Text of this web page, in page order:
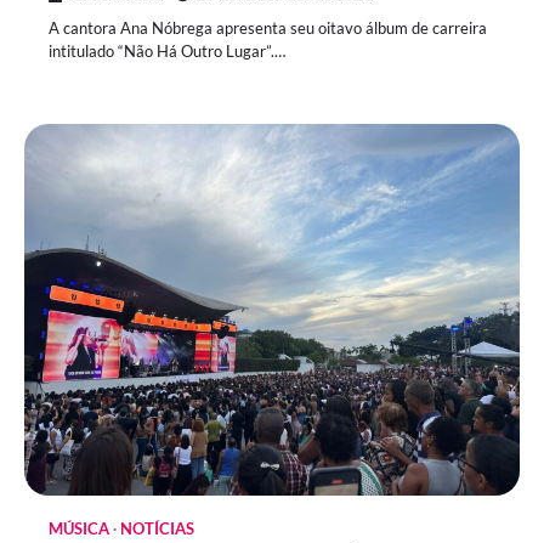
A cantora Ana Nóbrega apresenta seu oitavo álbum de carreira
intitulado “Não Há Outro Lugar”.…
MÚSICA NOTÍCIAS